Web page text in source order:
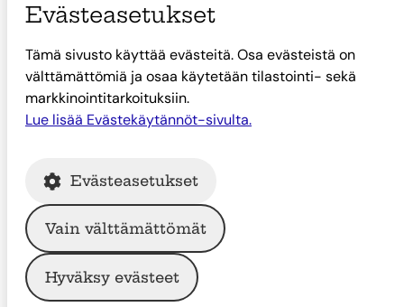
Päätöksenteko
Talous
Yhteystiedot
Tietoa Suonenjoesta
Tietoa Suonenjoesta
© Suonenjoen kaupunki
Intranet
Tietosuoja
Evästekäytännöt
Evästeasetukset
Tämä sivusto käyttää evästeitä. Osa evästeistä on
välttämättömiä ja osaa käytetään tilastointi- sekä
markkinointitarkoituksiin.
Lue lisää Evästekäytännöt-sivulta.
Evästeasetukset
Vain välttämättömät
Hyväksy evästeet